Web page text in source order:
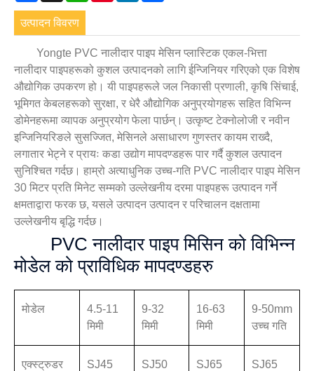
उत्पादन विवरण
Yongte PVC नालीदार पाइप मेसिन प्लास्टिक एकल-भित्ता
नालीदार पाइपहरूको कुशल उत्पादनको लागि ईन्जिनियर गरिएको एक विशेष
औद्योगिक उपकरण हो। यी पाइपहरूले जल निकासी प्रणाली, कृषि सिंचाई,
भूमिगत केबलहरूको सुरक्षा, र धेरै औद्योगिक अनुप्रयोगहरू सहित विभिन्न
डोमेनहरूमा व्यापक अनुप्रयोग फेला पार्छन्। उत्कृष्ट टेक्नोलोजी र नवीन
इन्जिनियरिङले सुसज्जित, मेसिनले असाधारण गुणस्तर कायम राख्दै,
लगातार भेट्ने र प्रायः कडा उद्योग मापदण्डहरू पार गर्दै कुशल उत्पादन
सुनिश्चित गर्दछ। हाम्रो अत्याधुनिक उच्च-गति PVC नालीदार पाइप मेसिन
30 मिटर प्रति मिनेट सम्मको उल्लेखनीय दरमा पाइपहरू उत्पादन गर्ने
क्षमताद्वारा फरक छ, यसले उत्पादन उत्पादन र परिचालन दक्षतामा
उल्लेखनीय बृद्धि गर्दछ।
PVC नालीदार पाइप मिसिन को विभिन्न
मोडेल को प्राविधिक मापदण्डहरु
मोडेल
4.5-11
मिमी
9-32
मिमी
16-63
मिमी
9-50mm
उच्च गति
एक्स्ट्रुडर SJ45 SJ50 SJ65
SJ65